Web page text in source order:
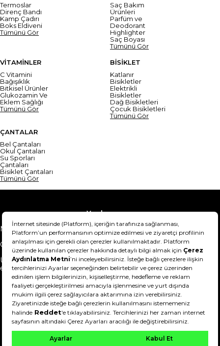
Termoslar
Direnç Bandı
Kamp Çadırı
Boks Eldiveni
Tümünü Gör
Saç Bakım
Ürünleri
Parfüm ve
Deodorant
Highlighter
Saç Boyası
Tümünü Gör
VİTAMİNLER
C Vitamini
Bağışıklık
Bitkisel Ürünler
Glukozamin Ve
Eklem Sağlığı
Tümünü Gör
BİSİKLET
Katlanır
Bisikletler
Elektrikli
Bisikletler
Dağ Bisikletleri
Çocuk Bisikletleri
Tümünü Gör
ÇANTALAR
Bel Çantaları
Okul Çantaları
Su Sporları
Çantaları
Bisiklet Çantaları
Tümünü Gör
Yardım
Mesafeli Satış Sözleşmesi
Teslimat Bilgisi
Gizlilik Sözleşmesi
Şartlar & Koşullar
Ürünümü nasıl iade
edebilirim?
Hakkımızda
DeFactoFIT ©️ 2022-2026. Tüm hakları saklıdır.